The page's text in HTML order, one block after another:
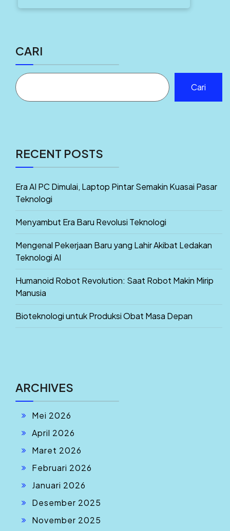
CARI
Cari
RECENT POSTS
Era AI PC Dimulai, Laptop Pintar Semakin Kuasai Pasar
Teknologi
Menyambut Era Baru Revolusi Teknologi
Mengenal Pekerjaan Baru yang Lahir Akibat Ledakan
Teknologi AI
Humanoid Robot Revolution: Saat Robot Makin Mirip
Manusia
Bioteknologi untuk Produksi Obat Masa Depan
ARCHIVES
Mei 2026
April 2026
Maret 2026
Februari 2026
Januari 2026
Desember 2025
November 2025